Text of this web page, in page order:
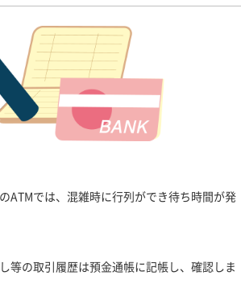
ATMでは、混雑時に行列ができ待ち時間が発
等の取引履歴は預金通帳に記帳し、確認しま